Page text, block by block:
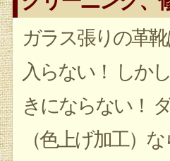
ガラス張りの革
入らない！ しか
きにならない！
（色上げ加工）